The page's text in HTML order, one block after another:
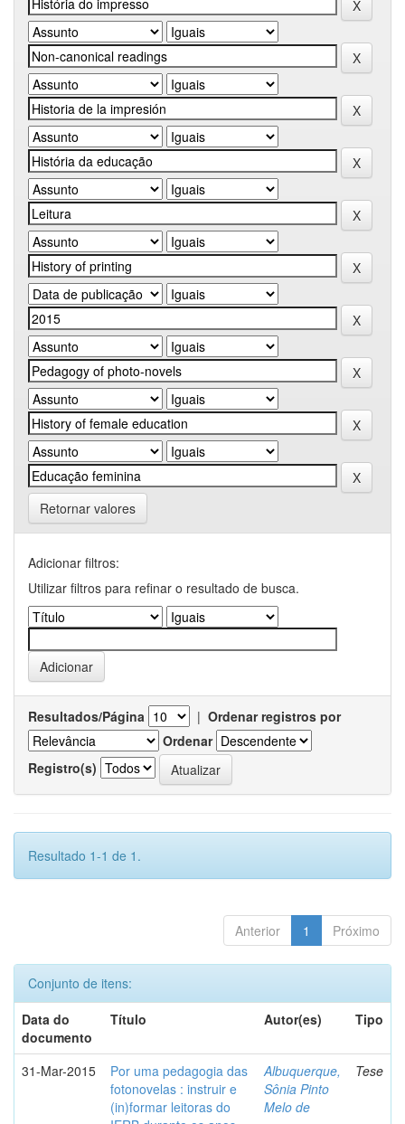
Retornar valores
Adicionar filtros:
Utilizar filtros para refinar o resultado de busca.
Resultados/Página | Ordenar registros por
Ordenar
Registro(s)
Resultado 1-1 de 1.
Anterior 1 Próximo
Conjunto de itens:
Data do
documento
Título Autor(es) Tipo
31-Mar-2015
Por uma pedagogia das
fotonovelas : instruir e
(in)formar leitoras do
Albuquerque,
Sônia Pinto
Melo de
Tese